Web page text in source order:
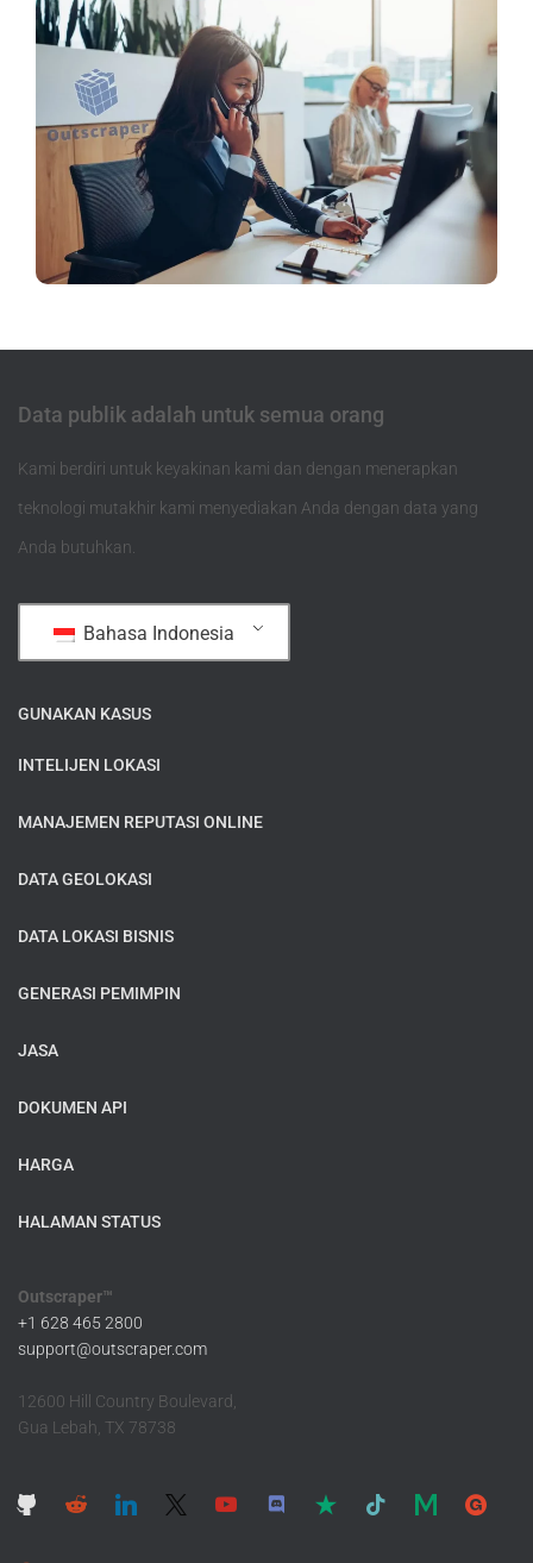
Data publik adalah untuk semua orang
Kami berdiri untuk keyakinan kami dan dengan menerapkan
teknologi mutakhir kami menyediakan Anda dengan data yang
Anda butuhkan.
Bahasa Indonesia
GUNAKAN KASUS
INTELIJEN LOKASI
MANAJEMEN REPUTASI ONLINE
DATA GEOLOKASI
DATA LOKASI BISNIS
GENERASI PEMIMPIN
JASA
DOKUMEN API
HARGA
HALAMAN STATUS
Outscraper™
+1 628 465 2800
support@outscraper.com
12600 Hill Country Boulevard,
Gua Lebah, TX 78738